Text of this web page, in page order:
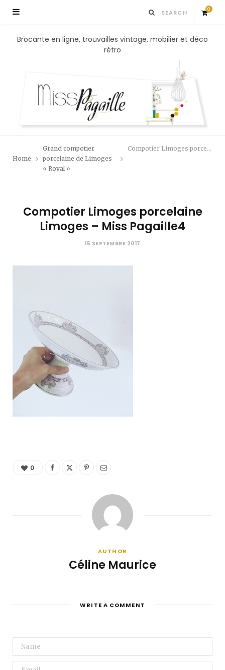
0
S
p
Brocante en ligne, trouvailles vintage, mobilier et déco
rétro
Home
Grand compotier
porcelaine de Limoges
« Royal »
Compotier Limoges porcelaine Limoges – Miss Pagaille4
Compotier Limoges porcelaine
Limoges – Miss Pagaille4
15 SEPTEMBRE 2017
0
AUTHOR
Céline Maurice
WRITE A COMMENT